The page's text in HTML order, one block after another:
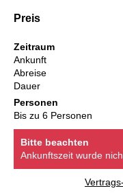
Preis
Zeitraum
Ankunft
Abreise
Dauer
Personen
Bis zu 6 Personen
Bitte beachten
Ankunftszeit wurde